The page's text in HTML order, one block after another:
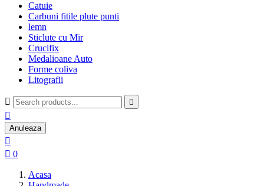
Catuie
Carbuni fitile plute punti
lemn
Sticlute cu Mir
Crucifix
Medalioane Auto
Forme coliva
Litografii
 

Anuleaza

 0
Acasa